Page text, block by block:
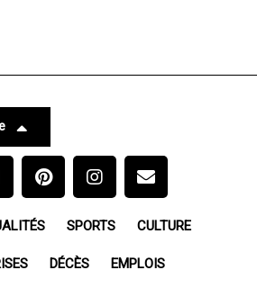
SPORTS CULTURE
DÉCÈS EMPLOIS